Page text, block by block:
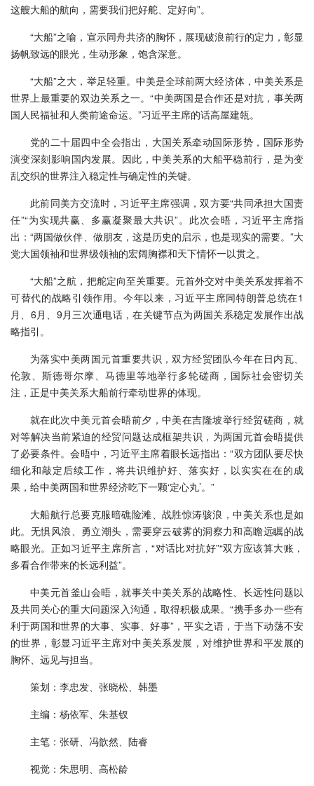
这艘大船的航向，需要我们把好舵、定好向”。
“大船”之喻，宣示同舟共济的胸怀，展现破浪前行的定力，彰显
扬帆致远的眼光，生动形象，饱含深意。
“大船”之大，举足轻重。中美是全球前两大经济体，中美关系是
世界上最重要的双边关系之一。“中美两国是合作还是对抗，事关两
国人民福祉和人类前途命运。”习近平主席的话高屋建瓴。
党的二十届四中全会指出，大国关系牵动国际形势，国际形势
演变深刻影响国内发展。因此，中美关系的大船平稳前行，是为变
乱交织的世界注入稳定性与确定性的关键。
此前同美方交流时，习近平主席强调，双方要“共同承担大国责
任”“为实现共赢、多赢凝聚最大共识”。此次会晤，习近平主席指
出：“两国做伙伴、做朋友，这是历史的启示，也是现实的需要。”大
党大国领袖和世界级领袖的宏阔胸襟和天下情怀一以贯之。
“大船”之航，把舵定向至关重要。元首外交对中美关系发挥着不
可替代的战略引领作用。今年以来，习近平主席同特朗普总统在1
月、6月、9月三次通电话，在关键节点为两国关系稳定发展作出战
略指引。
为落实中美两国元首重要共识，双方经贸团队今年在日内瓦、
伦敦、斯德哥尔摩、马德里等地举行多轮磋商，国际社会密切关
注，正是中美关系大船前行牵动世界的体现。
就在此次中美元首会晤前夕，中美在吉隆坡举行经贸磋商，就
对等解决当前紧迫的经贸问题达成框架共识，为两国元首会晤提供
了必要条件。会晤中，习近平主席着眼长远指出：“双方团队要尽快
细化和敲定后续工作，将共识维护好、落实好，以实实在在的成
果，给中美两国和世界经济吃下一颗‘定心丸’。”
大船航行总要克服暗礁险滩、战胜惊涛骇浪，中美关系也是如
此。无惧风浪、勇立潮头，需要穿云破雾的洞察力和高瞻远瞩的战
略眼光。正如习近平主席所言，“对话比对抗好”“双方应该算大账，
多看合作带来的长远利益”。
中美元首釜山会晤，就事关中美关系的战略性、长远性问题以
及共同关心的重大问题深入沟通，取得积极成果。“携手多办一些有
利于两国和世界的大事、实事、好事”，平实之语，于当下动荡不安
的世界，彰显习近平主席对中美关系发展，对维护世界和平发展的
胸怀、远见与担当。
策划：李忠发、张晓松、韩墨
主编：杨依军、朱基钗
主笔：张研、冯歆然、陆睿
视觉：朱思明、高松龄